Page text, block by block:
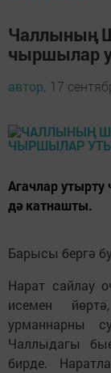
Чаллының
чыршылар
автор, 17
Агачлар
дә катнашты.
Барысы бергә
Нарат сайлау
исемен
урманнарны
Чаллыдагы
бирде.